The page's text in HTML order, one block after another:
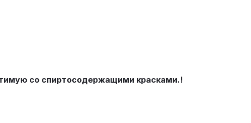
со спиртосодержащими красками.!